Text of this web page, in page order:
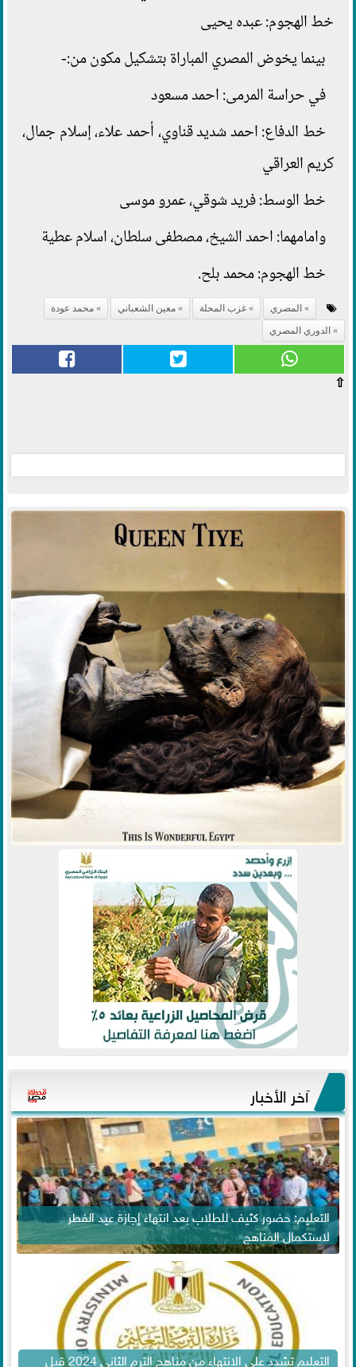
خط الهجوم: عبده يحيى
بينما يخوض المصري المباراة بتشكيل مكون من:-
في حراسة المرمى: احمد مسعود
خط الدفاع: احمد شديد قناوي، أحمد علاء، إسلام جمال،
كريم العراقي
خط الوسط: فريد شوقي، عمرو موسى
وامامهما: احمد الشيخ، مصطفى سلطان، اسلام عطية
خط الهجوم: محمد بلح.
المصري غزب المحلة معين الشعباني
محمد عودة
الدوري المصري
⇧
آخر الأخبار
التعليم: حضور كثيف للطلاب بعد انتهاء إجازة عيد الفطر
لاستكمال المناهج
التعليم تشدد على الانتهاء من مناهج الترم الثاني 2024 قبل